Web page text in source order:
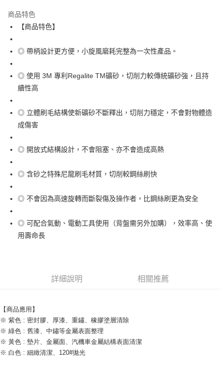
運送方式
全家取貨付款
每筆NT$60
付款後全家取貨
每筆NT$60
7-11取貨付款
每筆NT$60
付款後7-11取貨
每筆NT$60
每筆NT$200，滿NT$5,000(含以上)免運費
商品特色
【商品特色】
◎ 帶柄設計更方便，小旋風磨耗完整為一次性產品。
◎ 使用 3M 專利Regalite TM礦砂，切削力較傳統礦砂強，且持
續性高
◎ 立體刷毛結構使新礦砂不斷釋出，切削力穩定，不會對物體造
成傷害
◎ 開放式結構設計，不會阻塞、亦不會造成高熱
◎ 含砂之特殊尼龍刷毛材質，切削較鋼絲刷快
◎ 不會因為高速旋轉而斷裂傷及操作者，比鋼絲刷更為安全
◎ 可配合氣動、電動工具使用（背盤需另外加購），效率高、使
用壽命長
詳細說明 相關推薦
【商品應用】
※ 紫色 : 密封膠、厚漆、重鏽、橡膠塗層清除
※ 綠色 : 舊漆、中鏽等金屬表面整理
※ 黃色 : 墊片、金屬面、汽機車金屬結構表面清潔
※ 白色 : 細緻清潔、120#拋光